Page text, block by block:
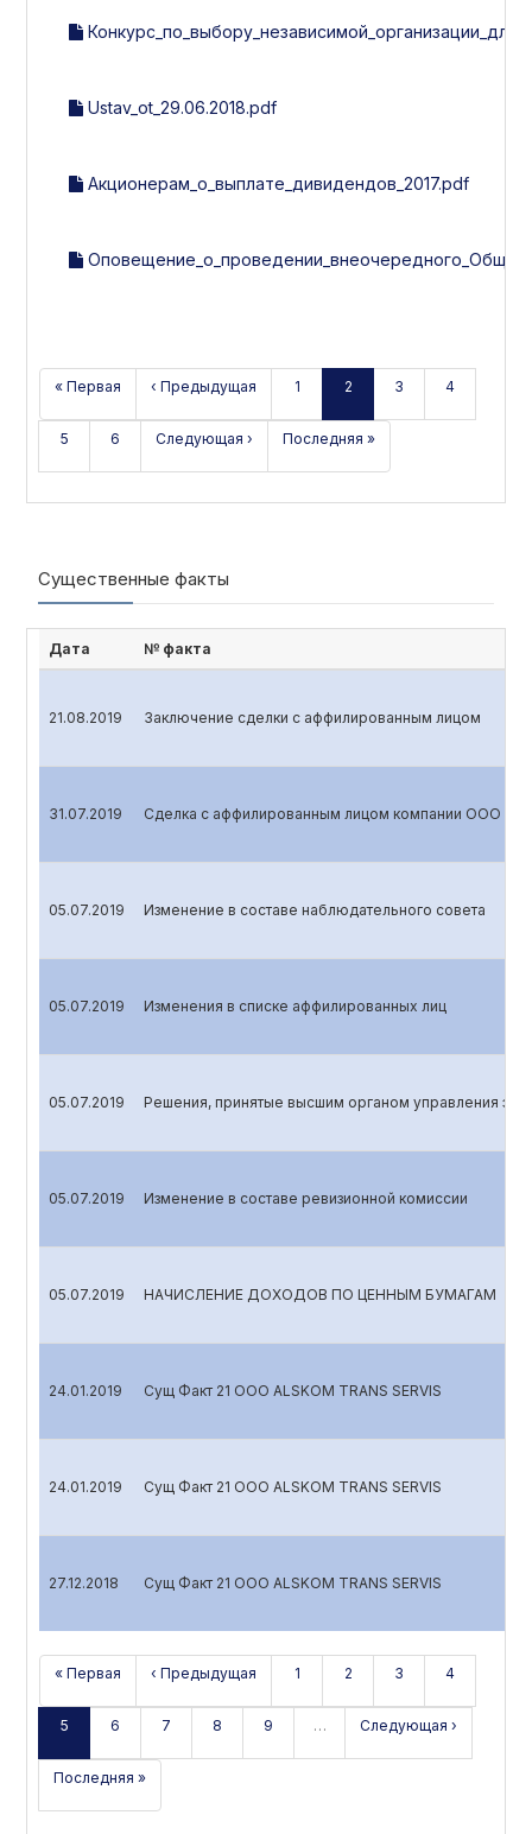
Ustav_ot_29.06.2018.pdf
Акционерам_о_выплате_дивидендов_2017.pdf
« Первая ‹ Предыдущая 1 2 3 4
5 6 Следующая › Последняя »
Существенные факты
Дата № факта
21.08.2019 Заключение сделки с аффилированным лицом
31.07.2019 Сделка с аффилированным лицом компании ООО
05.07.2019 Изменение в составе наблюдательного совета
05.07.2019 Изменения в списке аффилированных лиц
05.07.2019 Решения, принятые высшим органом управления
05.07.2019 Изменение в составе ревизионной комиссии
05.07.2019 НАЧИСЛЕНИЕ ДОХОДОВ ПО ЦЕННЫМ БУМАГАМ
24.01.2019 Сущ Факт 21 OOO ALSKOM TRANS SERVIS
24.01.2019 Сущ Факт 21 OOO ALSKOM TRANS SERVIS
27.12.2018 Сущ Факт 21 OOO ALSKOM TRANS SERVIS
« Первая ‹ Предыдущая 1 2 3 4
5 6 7 8 9 … Следующая ›
Последняя »